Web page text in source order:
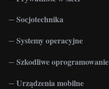
Socjotechnika
Systemy operacyjne
Szkodliwe oprogramowanie
Urządzenia mobilne